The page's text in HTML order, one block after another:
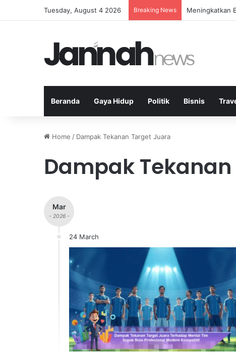
Tuesday, August 4 2026 Breaking News Meningkatkan
Beranda Gaya Hidup Politik Bisnis
Home / Dampak Tekanan Target Juara
Dampak
Mar
- 2026 -
24 March